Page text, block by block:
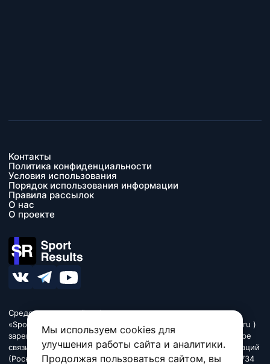
Мы используем cookies для
улучшения работы сайта и аналитики.
Продолжая пользоваться сайтом, вы
Контакты
Политика конфиденциальности
Условия использования
Порядок использования информации
Правила рассылок
О нас
О проекте
Средство массовой информации сетевое издание
«SportResults» (адрес в сети Интернет - www.sport-results.ru )
зарегистрировано Федеральной службой по надзору в сфере
связи, информационных технологий и массовых коммуникаций
(Роскомнадзор). Регистрационный номер ЭЛ № ФС 77 - 84734